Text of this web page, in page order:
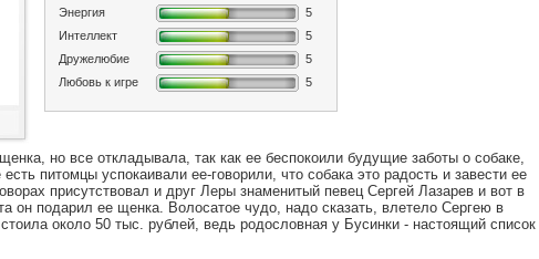
Энергия
5
Интеллект
5
Дружелюбие
5
Любовь к игре
5
но все откладывала, так как ее беспокоили будущие заботы о собаке,
питомцы успокаивали ее-говорили, что собака это радость и завести ее
присутствовал и друг Леры знаменитый певец Сергей Лазарев и вот в
он подарил ее щенка. Волосатое чудо, надо сказать, влетело Сергею в
около 50 тыс. рублей, ведь родословная у Бусинки - настоящий список